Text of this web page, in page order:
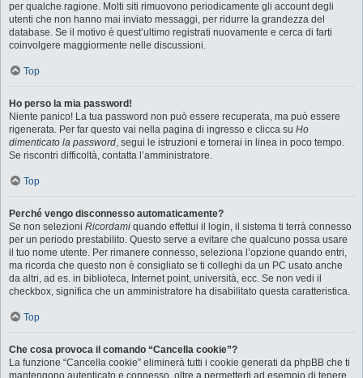
per qualche ragione. Molti siti rimuovono periodicamente gli account degli
utenti che non hanno mai inviato messaggi, per ridurre la grandezza del
database. Se il motivo è quest’ultimo registrati nuovamente e cerca di farti
coinvolgere maggiormente nelle discussioni.
Top
Ho perso la mia password!
Niente panico! La tua password non può essere recuperata, ma può essere
rigenerata. Per far questo vai nella pagina di ingresso e clicca su Ho
dimenticato la password, segui le istruzioni e tornerai in linea in poco tempo.
Se riscontri difficoltà, contatta l’amministratore.
Top
Perché vengo disconnesso automaticamente?
Se non selezioni Ricordami quando effettui il login, il sistema ti terrà connesso
per un periodo prestabilito. Questo serve a evitare che qualcuno possa usare
il tuo nome utente. Per rimanere connesso, seleziona l’opzione quando entri,
ma ricorda che questo non è consigliato se ti colleghi da un PC usato anche
da altri, ad es. in biblioteca, Internet point, università, ecc. Se non vedi il
checkbox, significa che un amministratore ha disabilitato questa caratteristica.
Top
Che cosa provoca il comando “Cancella cookie”?
La funzione “Cancella cookie” eliminerà tutti i cookie generati da phpBB che ti
mantengono autenticato e connesso, oltre a permetterti ad esempio di tenere